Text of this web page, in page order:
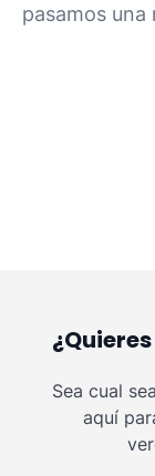
pasamos
Sea cual
aquí